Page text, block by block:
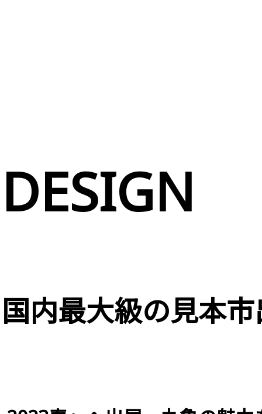
内最大級の見本